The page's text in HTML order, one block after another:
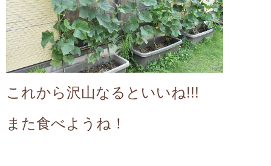
これから沢山なるといいね!!!
また食べようね！